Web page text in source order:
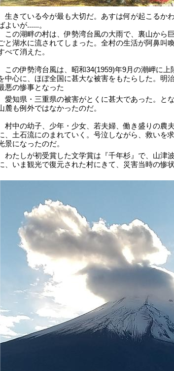
生きている今が最も大切だ。あすは何が起こるか
よいが......。
この湖畔の村は、伊勢湾台風の大雨で、裏山から
と湖水に流されてしまった。全村の生活が阿鼻叫
べて消えた。
この伊勢湾台風は、昭和34(1959)年9月の潮岬に上
中心に、ほぼ全国に甚大な被害をもたらした。明
悪の惨事となった
愛知県・三重県の被害がとくに甚大であった。と
麓も例外ではなかったのだ。
村中の幼子、少年・少女、若夫婦、働き盛りの農
、土石流にのまれていく。号泣しながら、救いを
景になったのだ。
わたしが初受賞した文学賞は『千年杉』で、山津
、いま観光で復元された村にきて、災害当時の惨